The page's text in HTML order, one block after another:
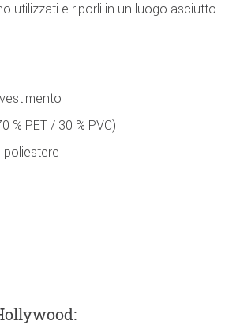
utilizzati e riporli in un luogo asciutto
% PET / 30 % PVC)
poliestere
: